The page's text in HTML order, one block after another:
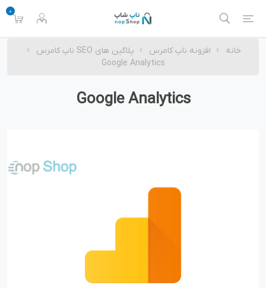
0
خانه افزونه ناپ کامرس
پلاگین های SEO ناپ کامرس
Google Analytics
Google Analytics